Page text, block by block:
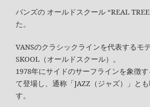
バンズの オールドスクール “REAL
た。
VANSのクラシックラインを代表するモ
SKOOL（オールドスクール）。
1978年にサイドのサーフラインを象徴
て登場し、通称「JAZZ（ジャズ）」と
す。